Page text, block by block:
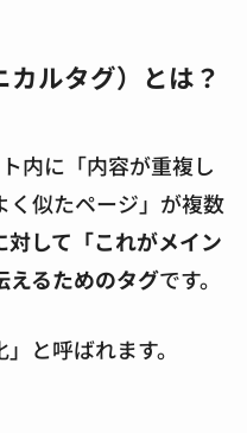
ルタグ）とは？
内に「内容が重複し
く似たページ」が複数
して「これがメイン
えるためのタグです。
と呼ばれます。